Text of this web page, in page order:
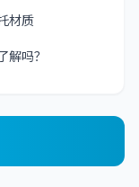
材质
吗？